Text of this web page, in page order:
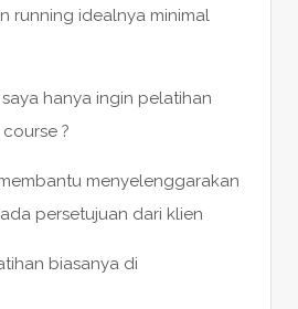
running idealnya minimal
hanya ingin pelatihan
?
menyelenggarakan
persetujuan dari klien
biasanya di